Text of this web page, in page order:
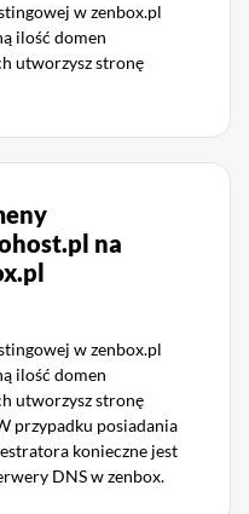
w zenbox.pl
ilość domen
utworzysz stronę
na
w zenbox.pl
ilość domen
utworzysz stronę
przypadku posiadania
konieczne jest
DNS w zenbox.